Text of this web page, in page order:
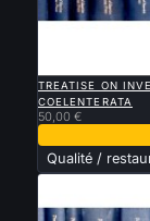
TREATISE ON
COELENTERATA
50,00 €
Qualité /